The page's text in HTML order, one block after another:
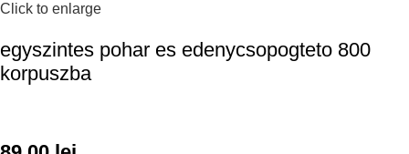
Click to enlarge
egyszintes pohar es edenycsopogteto 800
korpuszba